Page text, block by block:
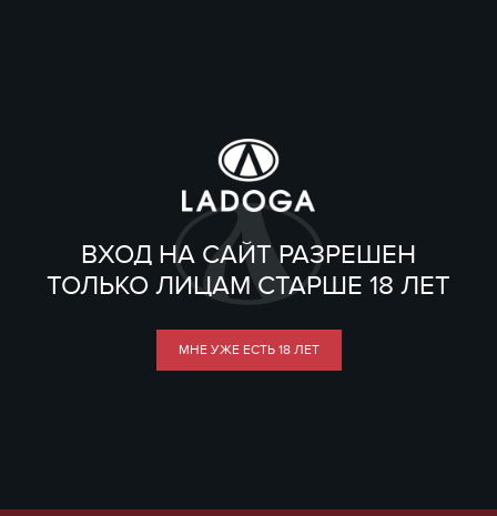
ВХОД НА САЙТ РАЗРЕШЕН
ТОЛЬКО ЛИЦАМ СТАРШЕ 18 ЛЕТ
МНЕ УЖЕ ЕСТЬ 18 ЛЕТ